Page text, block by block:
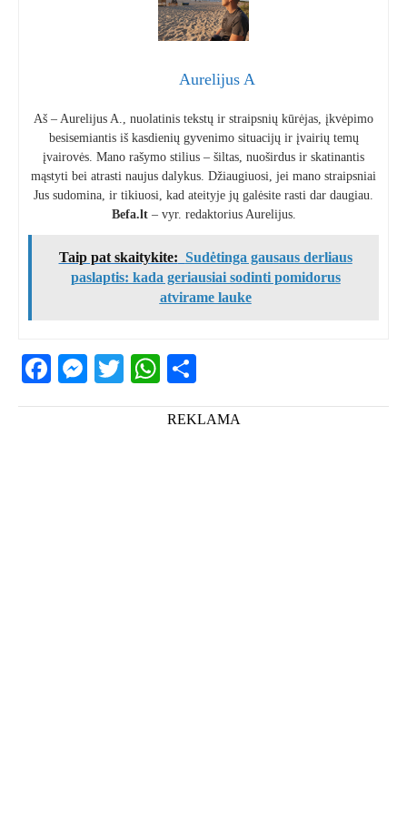
Aurelijus A
Aš – Aurelijus A., nuolatinis tekstų ir straipsnių kūrėjas, įkvėpimo
besisemiantis iš kasdienių gyvenimo situacijų ir įvairių temų
įvairovės. Mano rašymo stilius – šiltas, nuoširdus ir skatinantis
mąstyti bei atrasti naujus dalykus. Džiaugiuosi, jei mano straipsniai
Jus sudomina, ir tikiuosi, kad ateityje jų galėsite rasti dar daugiau.
Befa.lt– vyr. redaktorius Aurelijus.
Taip pat skaitykite: Sudėtinga gausaus derliaus
paslaptis: kada geriausiai sodinti pomidorus
atvirame lauke
Facebook
Messenger
TwitterWhatsApp
REKLAMA